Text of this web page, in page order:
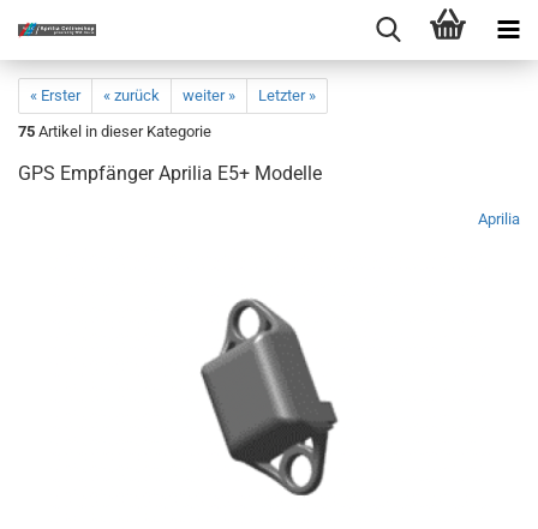
« Erster « zurück weiter »
Letzter »
75 Artikel in dieser Kategorie
GPS Empfänger Aprilia E5+ Modelle
Aprilia